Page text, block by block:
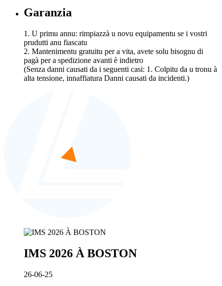
Garanzia
1. U primu annu: rimpiazzà u novu equipamentu se i vostri
prudutti anu fiascatu
2. Mantenimentu gratuitu per a vita, avete solu bisognu di
pagà per a spedizione avanti è indietro
(Senza danni causati da i seguenti casi: 1. Colpitu da u tronu à
alta tensione, innaffiatura Danni causati da incidenti.)
IMS 2026 À BOSTON
26-06-25